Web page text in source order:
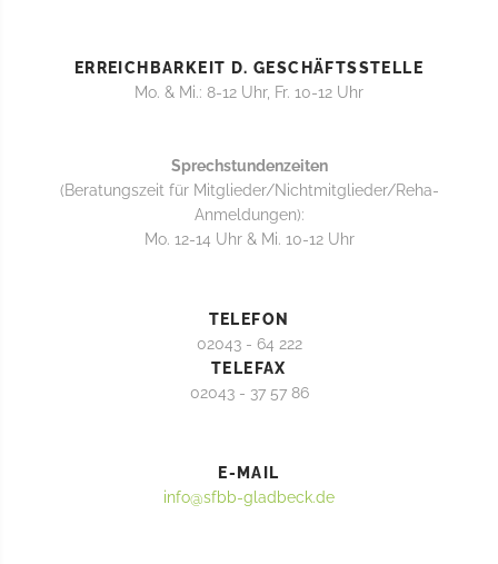
ERREICHBARKEIT D. GESCHÄFTSSTELLE
Mo. & Mi.: 8-12 Uhr, Fr. 10-12 Uhr
Sprechstundenzeiten
(Beratungszeit für Mitglieder/Nichtmitglieder/Reha-
Anmeldungen):
Mo. 12-14 Uhr & Mi. 10-12 Uhr
TELEFON
02043 - 64 222
TELEFAX
02043 - 37 57 86
E-MAIL
info@sfbb-gladbeck.de